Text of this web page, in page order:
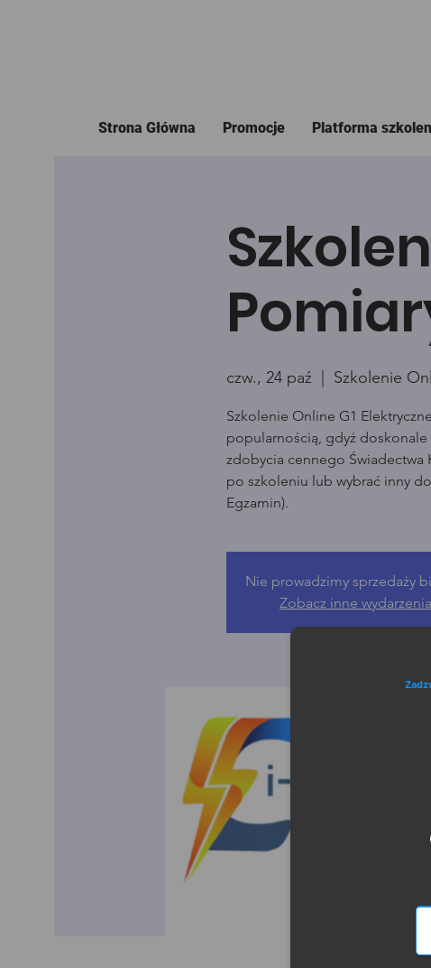
Strona Główna Promocje Platforma
czw., 24 paź
  |
Szkolenie
Szkolenie Online G1
popularnością, gdyż
zdobycia cennego Świadectwa
po szkoleniu lub wybrać inny
Egzamin).
Nie prowadzimy sprzedaży
Zobacz inne wydarzenia